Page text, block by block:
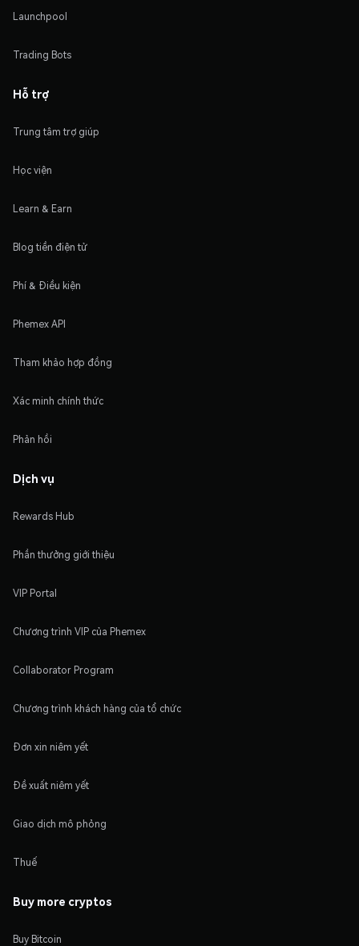
Launchpool
Trading Bots
Hỗ trợ
Trung tâm trợ giúp
Học viện
Learn & Earn
Blog tiền điện tử
Phí & Điều kiện
Phemex API
Tham khảo hợp đồng
Xác minh chính thức
Phản hồi
Dịch vụ
Rewards Hub
Phần thưởng giới thiệu
VIP Portal
Chương trình VIP của Phemex
Collaborator Program
Chương trình khách hàng của tổ chức
Đơn xin niêm yết
Đề xuất niêm yết
Giao dịch mô phỏng
Thuế
Buy more cryptos
Buy Bitcoin